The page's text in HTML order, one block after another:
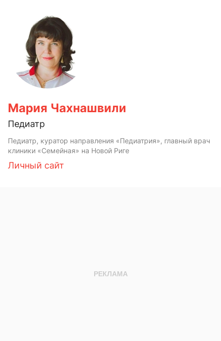
Мария Чахнашвили
Педиатр
Педиатр, куратор направления «Педиатрия», главный врач
клиники «Семейная» на Новой Риге
Личный сайт